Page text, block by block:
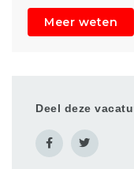
Meer weten
Deel deze